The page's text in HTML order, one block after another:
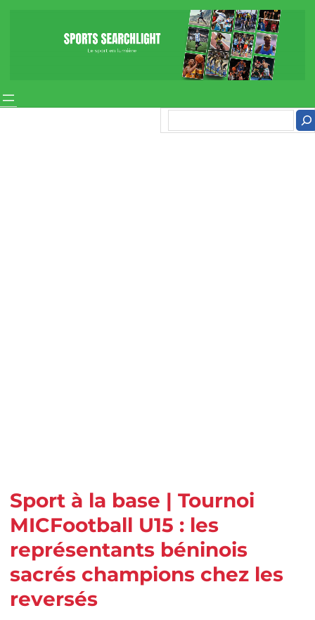
Sport à la base | Tournoi
MICFootball U15 : les
représentants béninois
sacrés champions chez les
reversés